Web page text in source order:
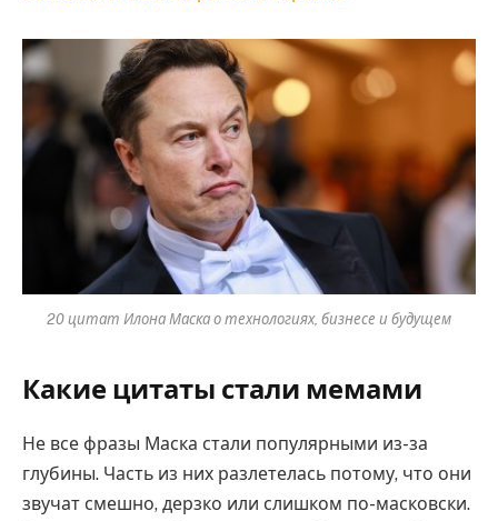
20 цитат Илона Маска о технологиях, бизнесе и будущем
Какие цитаты стали мемами
Не все фразы Маска стали популярными из-за
глубины. Часть из них разлетелась потому, что они
звучат смешно, дерзко или слишком по-масковски.